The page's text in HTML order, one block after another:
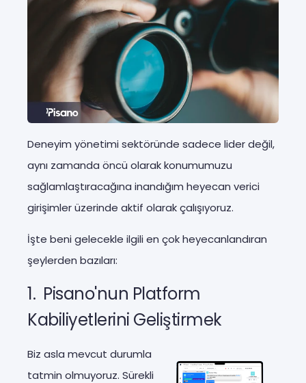
Deneyim yönetimi sektöründe sadece lider değil,
aynı zamanda öncü olarak konumumuzu
sağlamlaştıracağına inandığım heyecan verici
girişimler üzerinde aktif olarak çalışıyoruz.
İşte beni gelecekle ilgili en çok heyecanlandıran
şeylerden bazıları:
1. Pisano'nun Platform
Kabiliyetlerini Geliştirmek
Biz asla mevcut durumla
tatmin olmuyoruz. Sürekli